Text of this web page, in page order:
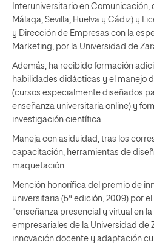
Interuniversitario en Comunicación,
Málaga, Sevilla, Huelva y Cádiz) y
y Dirección de Empresas con la
Marketing, por la Universidad de
Además, ha recibido formación
habilidades didácticas y el manejo
(cursos especialmente diseñados
enseñanza universitaria online) y
investigación científica.
Maneja con asiduidad, tras los
capacitación, herramientas de
maquetación.
Mención honorífica del premio de
universitaria (5ª edición, 2009) por
"enseñanza presencial y virtual en
empresariales de la Universidad de
innovación docente y adaptación